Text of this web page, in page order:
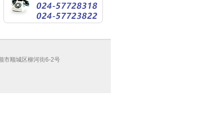
顺城区柳河街6-2号